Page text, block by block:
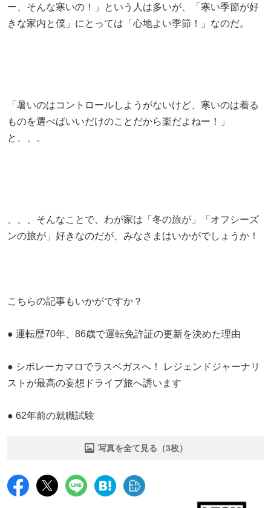
ー、そんな寒いの！」という人は多いが、「寒い季節が好
きな家内と僕」にとっては「心地よい季節！」なのだ。
「暑いのはコントロールしようがないけど、寒いのは着る
ものを選べばいいだけのことだから楽だよねー！」
と、、。
、、、そんなことで、わが家は「冬の旅が」「オフシーズ
ンの旅が」好きなのだが、みなさまはいかがでしょうか！
こちらの記事もいかがですか？
● 運転歴70年、86歳で運転免許証の更新を決めた理由
● シボレーカマロでラスベガスへ！ レジェンドジャーナリ
ストが最高の妄想ドライブ旅へ誘います
● 62年前の就職試験
写真を全て見る（3枚）